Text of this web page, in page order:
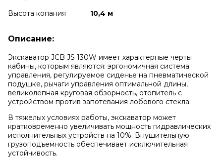
Высота копания 10,4 м
Описание:
Экскаватор JCB JS 130W имеет характерные черты
кабины, которым являются: эргономичная система
управления, регулируемое сиденье на пневматической
подушке, рычаги управления оптимальной длины,
великолепная круговая обзорность, отопитель с
устройством против запотевания лобового стекла.
В тяжелых условиях работы, экскаватор может
кратковременно увеличивать мощность гидравлических
исполнительных устройств на 10%. Внушительную
грузоподъемность обеспечивает исключительная
устойчивость.